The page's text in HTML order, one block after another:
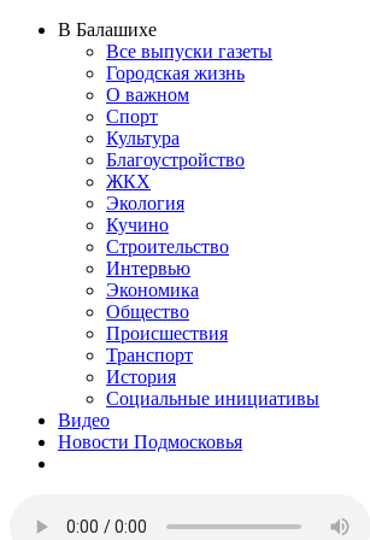
В Балашихе
Все выпуски газеты
Городская жизнь
О важном
Спорт
Культура
Благоустройство
ЖКХ
Экология
Кучино
Строительство
Интервью
Экономика
Общество
Происшествия
Транспорт
История
Социальные инициативы
Видео
Новости Подмосковья